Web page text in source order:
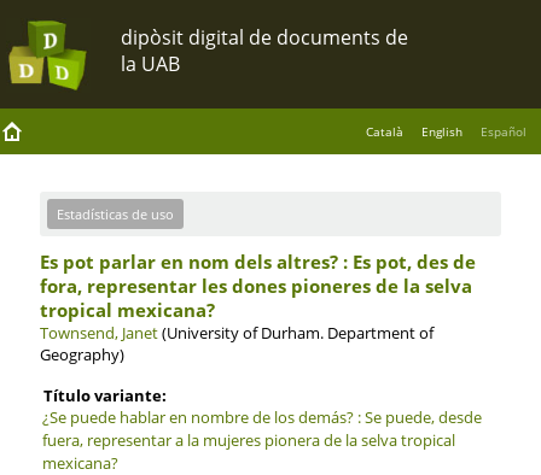
Català English Español
Estadísticas de uso
Es pot parlar en nom dels altres? : Es pot, des de
fora, representar les dones pioneres de la selva
tropical mexicana?
Townsend, Janet(University of Durham. Department of
Geography)
Título variante:
¿Se puede hablar en nombre de los demás? : Se puede, desde
fuera, representar a la mujeres pionera de la selva tropical
mexicana?